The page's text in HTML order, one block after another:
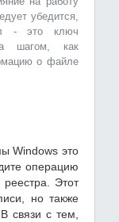
убедится,
- это ключ
шагом, как
о файле
Windows это
операцию
Этот
но также
связи с тем,